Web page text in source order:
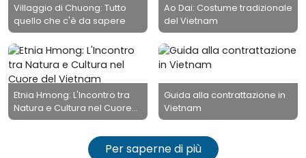
Villaggio di Chuong: Tutto
quello che c'è da sapere
Ao Dai: Costume tradizionale
del Vietnam
Etnia Hmong: L'Incontro tra
Natura e Cultura nel Cuore
del Vietnam
Guida alla contrattazione in
Vietnam
Per saperne di più